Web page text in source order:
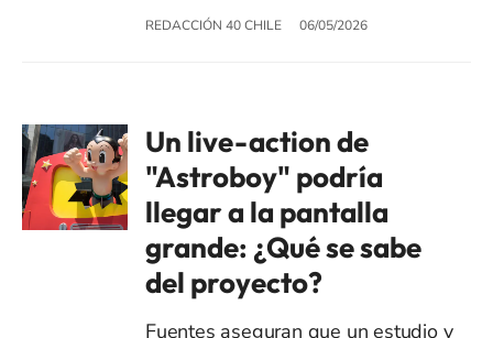
REDACCIÓN 40 CHILE 06/05/2026
Un live-action de
"Astroboy" podría
llegar a la pantalla
grande: ¿Qué se sabe
del proyecto?
Fuentes aseguran que un estudio y